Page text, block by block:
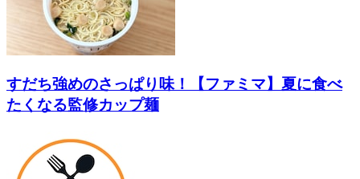
すだち強めのさっぱり味！【ファミマ】夏に食べ
たくなる監修カップ麺